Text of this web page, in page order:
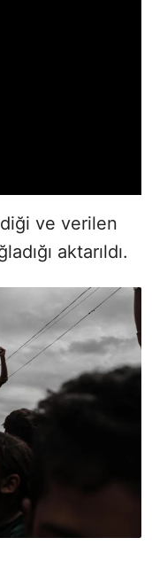
ve verilen
aktarıldı.